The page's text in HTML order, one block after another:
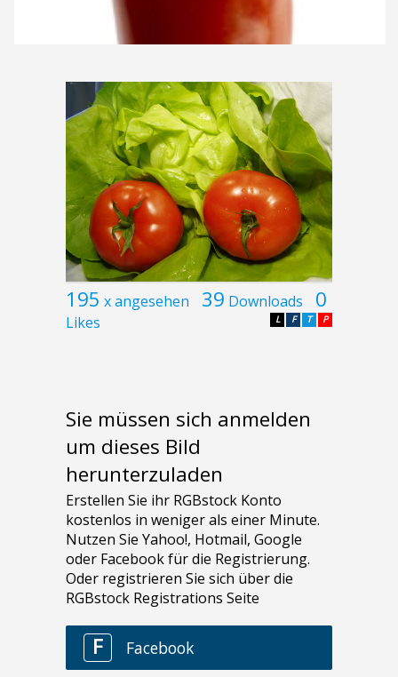
195 x angesehen 39 Downloads 0
Likes P
T
F
L
Sie müssen sich anmelden
um dieses Bild
herunterzuladen